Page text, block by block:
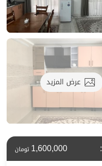
عرض المزيد
:
1,600,000 تومان